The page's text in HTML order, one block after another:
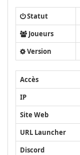
Statut
Joueurs
Version
Accès
IP
Site Web
URL Launcher
Discord